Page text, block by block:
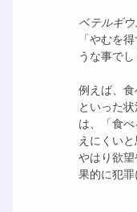
ベテルギウ
「やむを
うな事で
例えば、
といった
は、「食
えにくいと
やはり欲
果的に犯罪